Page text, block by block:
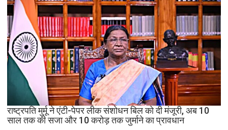
सरकारी
सेवा
जरूरी!
फिर
ही
कर
सकेंगे
PG,
उत्तराखंड
स्वास्थ्य
विभाग
ने
राष्ट्रपति मुर्मू ने एंटी-पेपर लीक संशोधन बिल को दी मंजूरी, अब 10
साल तक की सजा और 10 करोड़ तक जुर्माने का प्रावधान